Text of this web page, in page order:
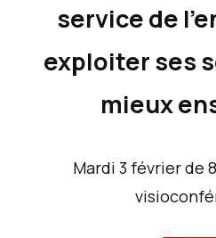
service de
exploiter ses
mieux
Mardi 3 février de